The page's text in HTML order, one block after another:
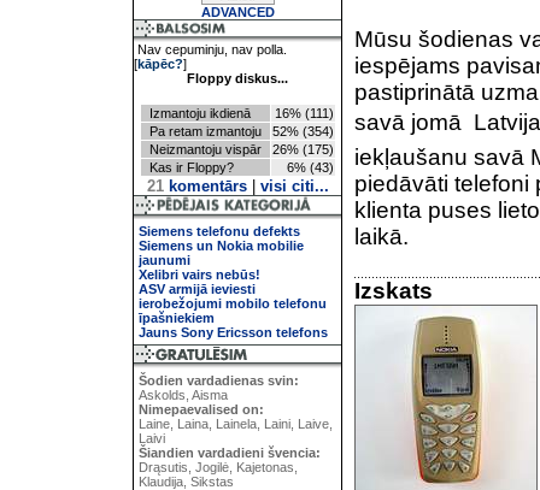
ADVANCED
Nav cepuminju, nav polla.
[kāpēc?]
Floppy diskus...
Izmantoju ikdienā
16% (111)
Pa retam izmantoju
52% (354)
Neizmantoju vispār
26% (175)
Kas ir Floppy?
6% (43)
21komentārs| visi citi...
Siemens telefonu defekts
Siemens un Nokia mobilie
jaunumi
Xelibri vairs nebūs!
ASV armijā ieviesti
ierobežojumi mobilo telefonu
īpašniekiem
Jauns Sony Ericsson telefons
Šodien vardadienas svin:
Askolds, Aisma
Nimepaevalised on:
Laine, Laina, Lainela, Laini, Laive,
Laivi
Šiandien vardadieni švencia:
Drąsutis, Jogilė, Kajetonas,
Klaudija, Sikstas
Mūsu šodienas
iespējams
pastiprinātā
savā jomā 
iekļaušanu savā
piedāvāti telefoni
klienta puses
laikā.
Izskats